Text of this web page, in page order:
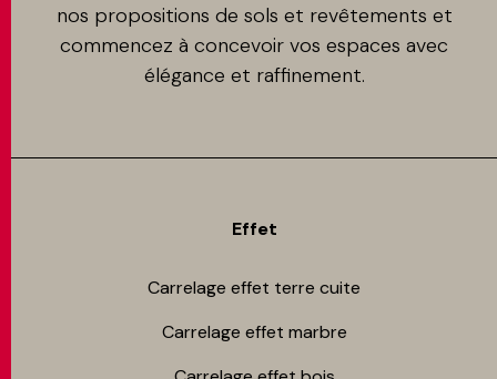
nos propositions de sols et revêtements et
commencez à concevoir vos espaces avec
élégance et raffinement.
Effet
Carrelage effet terre cuite
Carrelage effet marbre